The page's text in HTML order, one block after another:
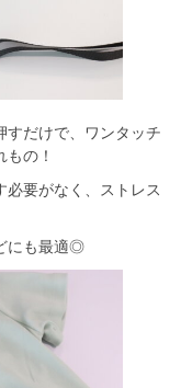
すだけで、ワンタッチ
の！
要がなく、ストレス
にも最適◎